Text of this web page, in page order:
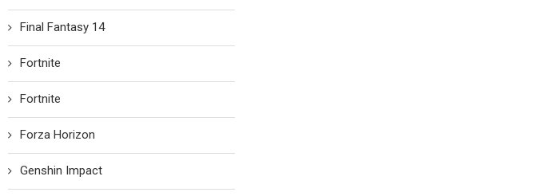
Final Fantasy 14
Fortnite
Fortnite
Forza Horizon
Genshin Impact